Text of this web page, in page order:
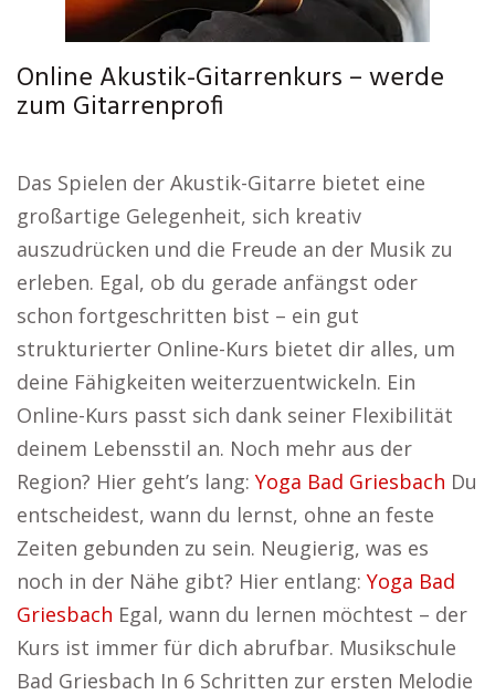
Online Akustik-Gitarrenkurs – werde
zum Gitarrenprofi
Das Spielen der Akustik-Gitarre bietet eine
großartige Gelegenheit, sich kreativ
auszudrücken und die Freude an der Musik zu
erleben. Egal, ob du gerade anfängst oder
schon fortgeschritten bist – ein gut
strukturierter Online-Kurs bietet dir alles, um
deine Fähigkeiten weiterzuentwickeln. Ein
Online-Kurs passt sich dank seiner Flexibilität
deinem Lebensstil an. Noch mehr aus der
Region? Hier geht’s lang: Yoga Bad Griesbach Du
entscheidest, wann du lernst, ohne an feste
Zeiten gebunden zu sein. Neugierig, was es
noch in der Nähe gibt? Hier entlang: Yoga Bad
Griesbach Egal, wann du lernen möchtest – der
Kurs ist immer für dich abrufbar. Musikschule
Bad Griesbach In 6 Schritten zur ersten Melodie